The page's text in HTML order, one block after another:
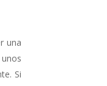
una
Si